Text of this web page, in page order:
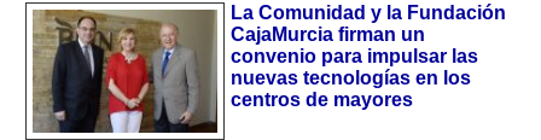
La Comunidad y la Fundación
CajaMurcia firman un
convenio para impulsar las
nuevas tecnologías en los
centros de mayores